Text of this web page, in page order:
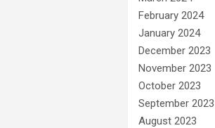
February 2024
January 2024
December 2023
November 2023
October 2023
September 2023
August 2023